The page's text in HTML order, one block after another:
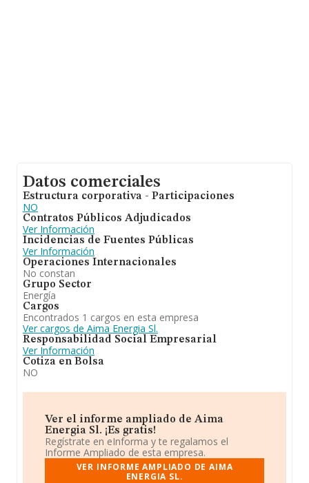
Datos comerciales
Estructura corporativa - Participaciones
NO
Contratos Públicos Adjudicados
Ver Información
Incidencias de Fuentes Públicas
Ver Información
Operaciones Internacionales
No constan
Grupo Sector
Energía
Cargos
Encontrados 1 cargos en esta empresa
Ver cargos de Aima Energia Sl.
Responsabilidad Social Empresarial
Ver Información
Cotiza en Bolsa
NO
Ver el informe ampliado de Aima
Energia Sl. ¡Es gratis!
Regístrate en eInforma y te regalamos el
Informe Ampliado de esta empresa.
VER INFORME AMPLIADO DE AIMA
ENERGIA SL.